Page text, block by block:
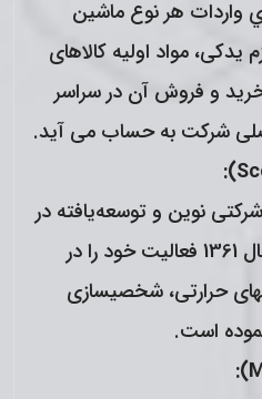
واردات هر نوع ماشين
مواد اولیه کالاهای
و فروش آن در سراسر
شرکت به حساب می آید.
)
:
نوین و توسعه‌یافته در
عرصه چاپ می­باشد که از سال 1361 فعالیت خود را در
حرارتی، شخصی­سازی
است.
):